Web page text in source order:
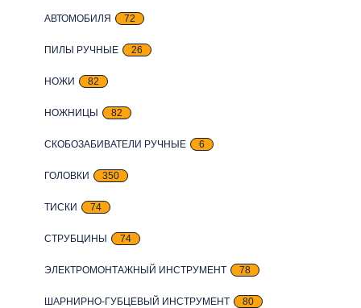
АВТОМОБИЛЯ 72
ПИЛЫ РУЧНЫЕ 26
НОЖИ 82
НОЖНИЦЫ 82
СКОБОЗАБИВАТЕЛИ РУЧНЫЕ 6
ГОЛОВКИ 350
ТИСКИ 74
СТРУБЦИНЫ 74
ЭЛЕКТРОМОНТАЖНЫЙ ИНСТРУМЕНТ 78
ШАРНИРНО-ГУБЦЕВЫЙ ИНСТРУМЕНТ 80